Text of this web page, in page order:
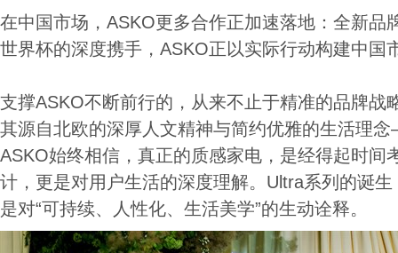
在中国市场，ASKO更多合作正加速落地：全新品
世界杯的深度携手，ASKO正以实际行动构建中国
支撑ASKO不断前行的，从来不止于精准的品牌战
其源自北欧的深厚人文精神与简约优雅的生活理
ASKO始终相信，真正的质感家电，是经得起时间
计，更是对用户生活的深度理解。Ultra系列的诞
是对“可持续、人性化、生活美学”的生动诠释。